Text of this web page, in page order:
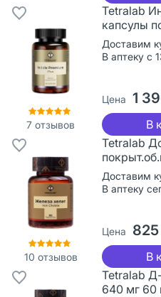
7 отзывов
Tetralab
капсулы
Доставим
В аптеку с
Цена 1
В
10 отзывов
Tetralab
Доставим
В аптеку
Цена
В
Tetralab
640 мг 60